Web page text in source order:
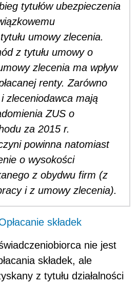
tytułów ubezpieczenia
umowy zlecenia.
z tytułu umowy o
zlecenia ma wpływ
renty. Zarówno
zleceniodawca mają
ZUS o
za 2015 r.
powinna natomiast
o wysokości
z obydwu firm (z
i z umowy zlecenia).
składek
nie jest
składek, ale
z tytułu działalności